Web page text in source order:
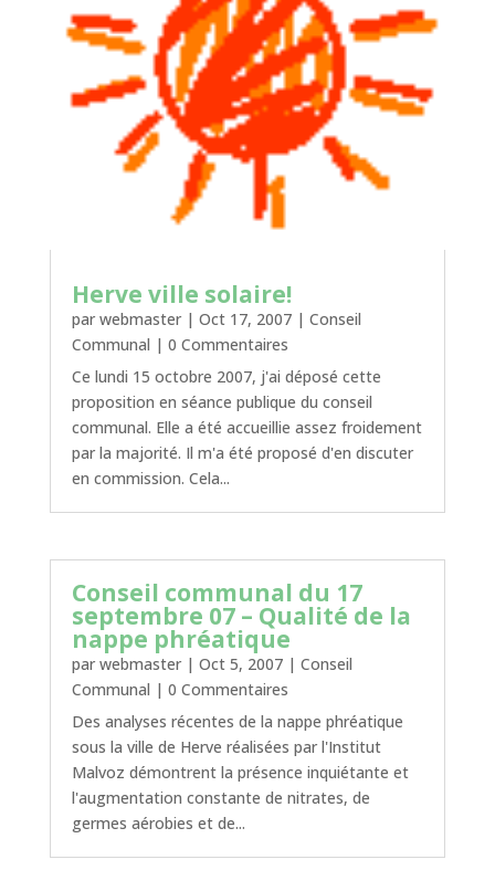
Herve ville solaire!
par webmaster| Oct 17, 2007| Conseil
Communal | 0 Commentaires
Ce lundi 15 octobre 2007, j'ai déposé cette
proposition en séance publique du conseil
communal. Elle a été accueillie assez froidement
par la majorité. Il m'a été proposé d'en discuter
en commission. Cela...
Conseil communal du 17
septembre 07 – Qualité de la
nappe phréatique
par webmaster| Oct 5, 2007| Conseil
Communal | 0 Commentaires
Des analyses récentes de la nappe phréatique
sous la ville de Herve réalisées par l'Institut
Malvoz démontrent la présence inquiétante et
l'augmentation constante de nitrates, de
germes aérobies et de...